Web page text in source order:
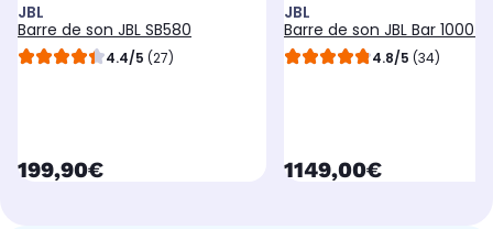
JBL
Barre de son JBL SB580
4.4/5 (27)
currentPrice
199,90€
JBL
Barre de son JBL Bar 1000
4.8/5 (34)
currentPrice
1149,00€